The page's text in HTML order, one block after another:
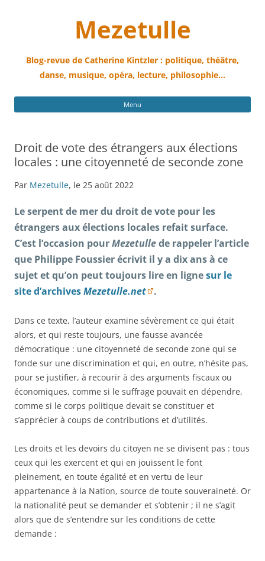
Mezetulle
Blog-revue de Catherine Kintzler : politique, théâtre,
danse, musique, opéra, lecture, philosophie…
Menu
Droit de vote des étrangers aux élections
locales : une citoyenneté de seconde zone
Par Mezetulle, le 25 août 2022
Le serpent de mer du droit de vote pour les
étrangers aux élections locales refait surface.
C’est l’occasion pourMezetullede rappeler l’article
que Philippe Foussier écrivit il y a dix ans à ce
sujet et qu’on peut toujours lire en lignesur le
site d’archivesMezetulle.net .
Dans ce texte, l’auteur examine sévèrement ce qui était
alors, et qui reste toujours, une fausse avancée
démocratique : une citoyenneté de seconde zone qui se
fonde sur une discrimination et qui, en outre, n’hésite pas,
pour se justifier, à recourir à des arguments fiscaux ou
économiques, comme si le suffrage pouvait en dépendre,
comme si le corps politique devait se constituer et
s’apprécier à coups de contributions et d’utilités.
Les droits et les devoirs du citoyen ne se divisent pas : tous
ceux qui les exercent et qui en jouissent le font
pleinement, en toute égalité et en vertu de leur
appartenance à la Nation, source de toute souveraineté. Or
la nationalité peut se demander et s’obtenir ; il ne s’agit
alors que de s’entendre sur les conditions de cette
demande :